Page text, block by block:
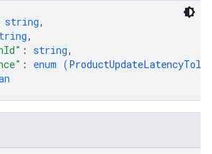
string,
,
: string,
: enum (